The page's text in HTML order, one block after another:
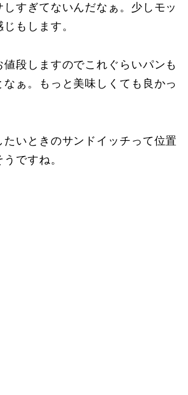
すぎてないんだなぁ。少しモッ
もします。
値段しますのでこれぐらいパンも
なぁ。もっと美味しくても良かっ
たいときのサンドイッチって位置
ですね。